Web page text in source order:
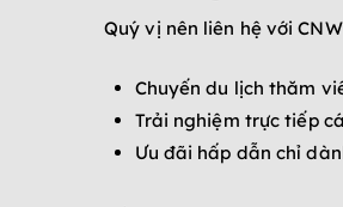
Quý vị nên liên hệ với
Chuyến du lịch thăm
Trải nghiệm trực tiếp
Ưu đãi hấp dẫn chỉ